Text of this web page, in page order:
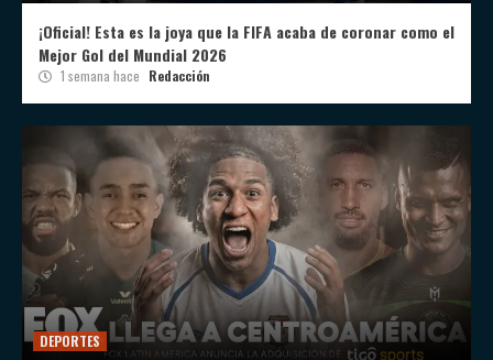
¡Oficial! Esta es la joya que la FIFA acaba de coronar como el
Mejor Gol del Mundial 2026
1 semana hace Redacción
DEPORTES